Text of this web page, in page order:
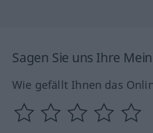
Sagen Sie uns Ihre
Wie gefällt Ihnen das